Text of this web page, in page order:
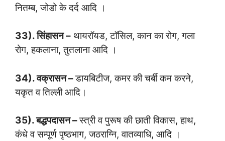
नितम्ब, जोडो के दर्द आदि ।
33). सिंहासन – थायरॉयड, टॉसिल, कान का रोग, गला
रोग, हकलाना, तुतलाना आदि ।
34). वक्रासन –डायबिटीज, कमर की चर्बी कम करने,
यकृत व तिल्ली आदि।
35). बद्धपदासन –स्त्री व पुरूष की छाती विकास, हाथ,
कंधे व सम्पूर्ण पृष्ठभाग, जठराग्नि, वातव्याधि, आदि ।